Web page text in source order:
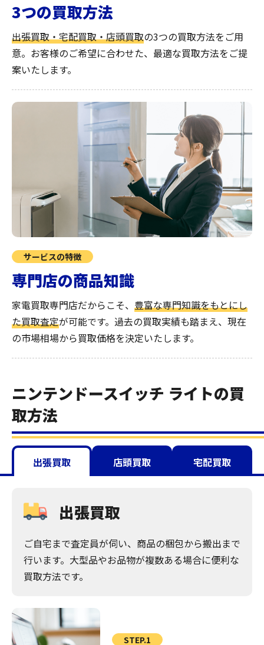
3つの買取方法
出張買取・宅配買取・店頭買取の3つの買取方法をご用
意。お客様のご希望に合わせた、最適な買取方法をご提
案いたします。
サービスの特徴
専門店の商品知識
家電買取専門店だからこそ、 豊富な専門知識をもとにし
た買取査定が可能です。過去の買取実績も踏まえ、現在
の市場相場から買取価格を決定いたします。
ニンテンドースイッチ ライトの買
取方法
出張買取 店頭買取 宅配買取
出張買取
ご自宅まで査定員が伺い、商品の梱包から搬出まで
行います。大型品やお品物が複数ある場合に便利な
買取方法です。
STEP.1